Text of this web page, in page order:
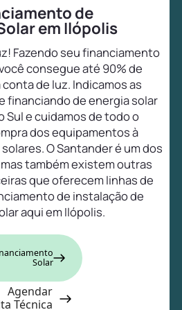
de
em Ilópolis
Fazendo seu financiamento
consegue até 90% de
de luz. Indicamos as
financiando de energia solar
Sul e cuidamos de todo o
dos equipamentos à
O Santander é um dos
também existem outras
que oferecem linhas de
de instalação de
aqui em Ilópolis.
Solar
Agendar
Técnica